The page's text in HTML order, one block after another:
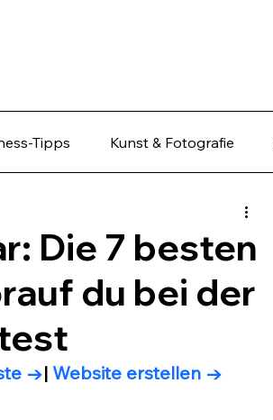
Tipps Kunst & Fotografie
Die 7 besten
du bei der
→| Website erstellen →